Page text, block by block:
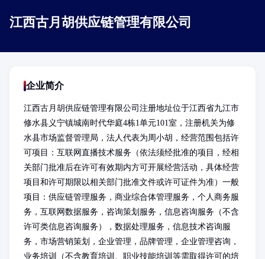
江西古月胡供应链管理有限公司
企业简介
江西古月胡供应链管理有限公司注册地址位于江西省九江市
修水县义宁镇城南时代华庭4栋1单元101室，注册机关为修
水县市场监督管理局，法人代表为周小胡，经营范围包括许
可项目：互联网直播技术服务（依法须经批准的项目，经相
关部门批准后在许可有效期内方可开展经营活动，具体经营
项目和许可期限以相关部门批准文件或许可证件为准）一般
项目：供应链管理服务，商业综合体管理服务，个人商务服
务，互联网数据服务，咨询策划服务，信息咨询服务（不含
许可类信息咨询服务），数据处理服务，信息技术咨询服
务，市场营销策划，企业管理，品牌管理，企业管理咨询，
业务培训（不含教育培训、职业技能培训等需取得许可的培